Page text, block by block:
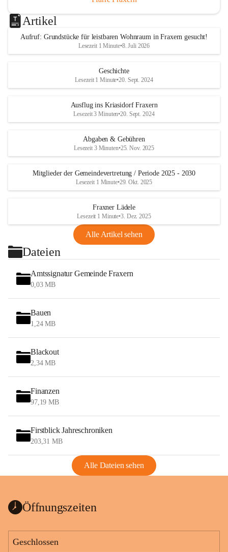
Artikel
Aufruf: Grundstücke für leistbaren Wohnraum in Fraxern gesucht!
Lesezeit 1 Minute•8. Juli 2026
Geschichte
Lesezeit 1 Minute•20. Sept. 2024
Ausflug ins Kriasidorf Fraxern
Lesezeit 3 Minuten•20. Sept. 2024
Abgaben & Gebühren
Lesezeit 3 Minuten•25. Nov. 2025
Mitglieder der Gemeindevertretung / Periode 2025 - 2030
Lesezeit 1 Minute•29. Okt. 2025
Fraxner Lädele
Lesezeit 1 Minute•3. Dez. 2025
Alle Artikel sehen
Dateien
Amtssignatur Gemeinde Fraxern
0,03 MB
Bauen
1,24 MB
Blackout
2,34 MB
Finanzen
97,19 MB
Firstblick Jahreschroniken
203,31 MB
Alle Dateien sehen
Öffnungszeiten
Geschlossen